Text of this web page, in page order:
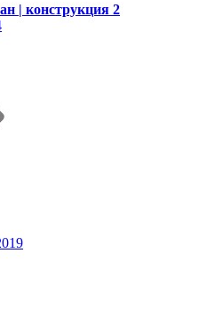
| конструкция 2